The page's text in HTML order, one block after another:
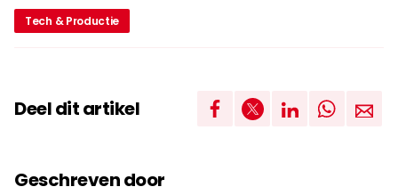
Tech & Productie
Deel dit artikel
Geschreven door